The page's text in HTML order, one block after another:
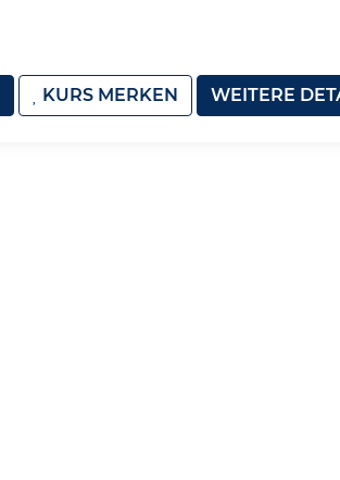
KURS MERKEN WEITERE